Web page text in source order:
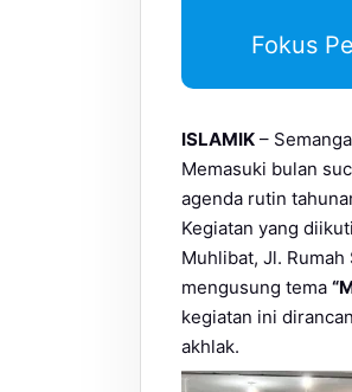
Fokus
ISLAMIK –
Memasuki bulan
agenda rutin
Kegiatan yang
Muhlibat, Jl.
mengusung tema
kegiatan ini
akhlak.